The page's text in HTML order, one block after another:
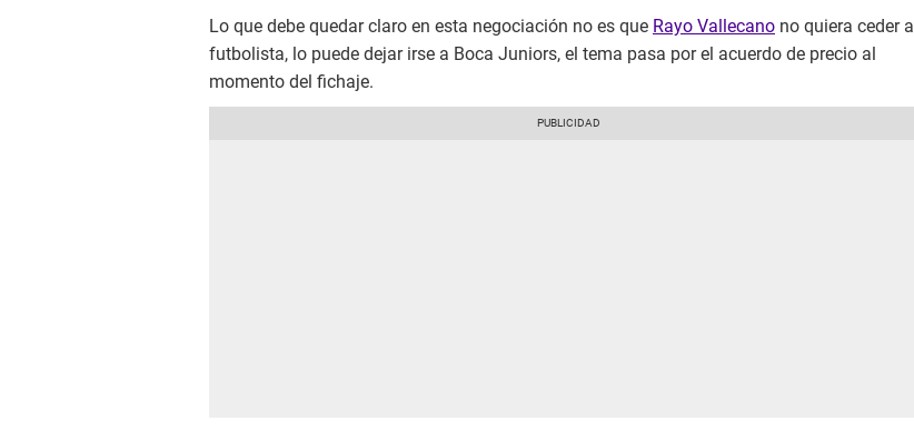
Lo que debe quedar claro en esta negociación no es que Rayo Vallecano no quiera ceder al
futbolista, lo puede dejar irse a Boca Juniors, el tema pasa por el acuerdo de precio al
momento del fichaje.